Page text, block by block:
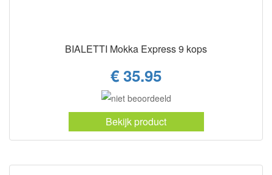
BIALETTI Mokka Express 9 kops
€ 35.95
Bekijk product